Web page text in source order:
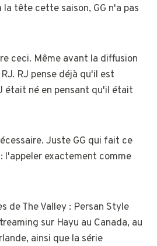
tête cette saison, GG n'a pas
ceci. Même avant la diffusion
RJ pense déjà qu'il est
était né en pensant qu'il était
Juste GG qui fait ce
l'appeler exactement comme
de The Valley : Persan Style
sur Hayu au Canada, au
ainsi que la série